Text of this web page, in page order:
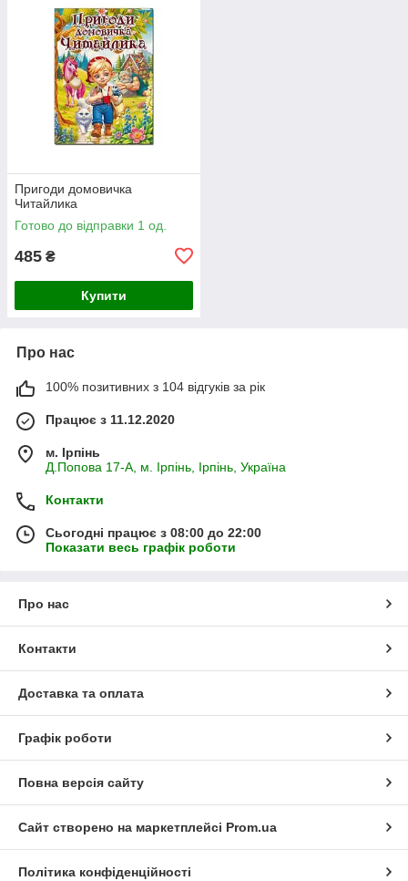
Пригоди домовичка
Читайлика
Готово до відправки 1 од.
485 ₴
Купити
Про нас
100% позитивних з 104 відгуків за рік
Працює з 11.12.2020
м. Ірпінь
Д.Попова 17-А, м. Ірпінь, Ірпінь, Україна
Контакти
Сьогодні працює з 08:00 до 22:00
Показати весь графік роботи
Про нас
Контакти
Доставка та оплата
Графік роботи
Повна версія сайту
Сайт створено на маркетплейсі Prom.ua
Політика конфіденційності